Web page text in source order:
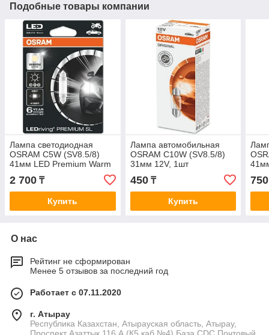
Подобные товары компании
Лампа светодиодная
OSRAM C5W (SV8.5/8)
41мм LED Premium Warm
White 4000К 360° 12V
2 700 ₸
Купить
Лампа автомобильная
OSRAM C10W (SV8.5/8)
31мм 12V, 1шт
450₸
Купить
750
О нас
Рейтинг не сформирован
Менее 5 отзывов за последний год
Работает с 07.11.2020
г. Атырау
Республика Казахстан, Атырауская область, Атырау,